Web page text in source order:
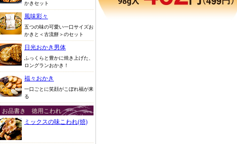
かきセット
風味彩々
五つの味の可愛い一口サイズお
かきと＜古流餅＞のセット
日光おかき男体
ふっくらと豊かに焼き上げた、
ロングランおかき！
福々おかき
一口ごとに笑顔がこぼれ福が来
る
お品書き 徳用こわれ
ミックスの味こわれ(焼)